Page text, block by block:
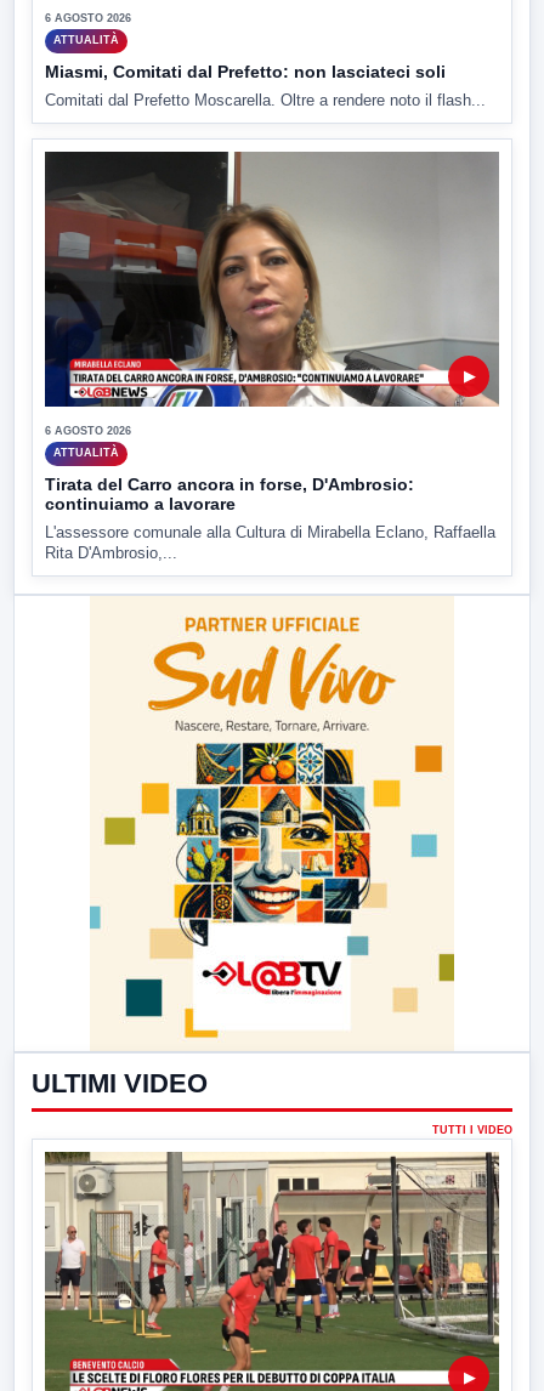
6 AGOSTO 2026
ATTUALITÀ
Miasmi, Comitati dal Prefetto: non lasciateci soli
Comitati dal Prefetto Moscarella. Oltre a rendere noto il flash...
▶
6 AGOSTO 2026
ATTUALITÀ
Tirata del Carro ancora in forse, D'Ambrosio:
continuiamo a lavorare
L'assessore comunale alla Cultura di Mirabella Eclano, Raffaella
Rita D'Ambrosio,...
ULTIMI VIDEO
TUTTI I VIDEO
▶